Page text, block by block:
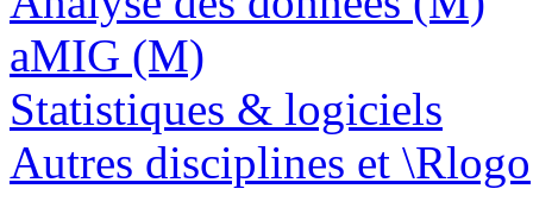
aMIG (M)
Statistiques & logiciels
Autres disciplines et \Rlogo